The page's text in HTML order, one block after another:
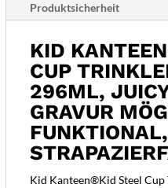
MengeProduktsicherheit
KID
CUP
296ML,
GRAVUR
Kid Kanteen®Kid Steel